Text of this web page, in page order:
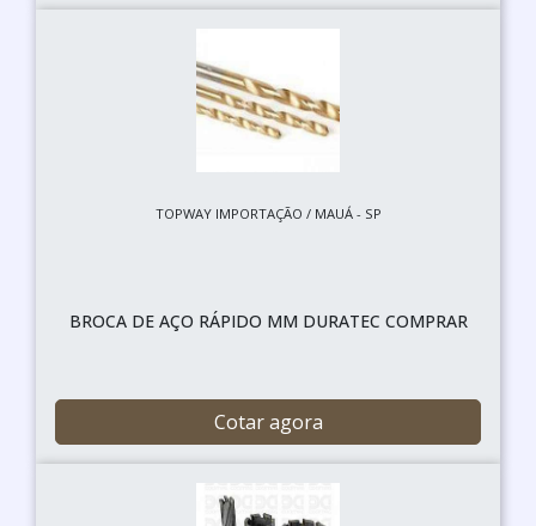
TOPWAY IMPORTAÇÃO / MAUÁ - SP
BROCA DE AÇO RÁPIDO MM DURATEC COMPRAR
Cotar agora